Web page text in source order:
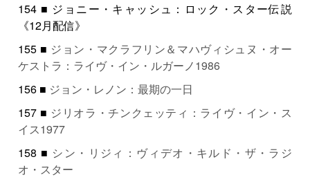
154 ■ ジョニー・キャッシュ：ロック・スター伝説
《12月配信》
155 ■ ジョン・マクラフリン＆マハヴィシュヌ・オー
ケストラ：ライヴ・イン・ルガーノ1986
156 ■ ジョン・レノン：最期の一日
157 ■ ジリオラ・チンクェッティ：ライヴ・イン・ス
イス1977
158 ■ シン・リジィ：ヴィデオ・キルド・ザ・ラジ
オ・スター